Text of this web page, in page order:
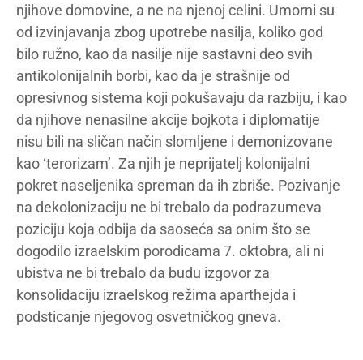
njihove domovine, a ne na njenoj celini. Umorni su
od izvinjavanja zbog upotrebe nasilja, koliko god
bilo ružno, kao da nasilje nije sastavni deo svih
antikolonijalnih borbi, kao da je strašnije od
opresivnog sistema koji pokušavaju da razbiju, i kao
da njihove nenasilne akcije bojkota i diplomatije
nisu bili na sličan način slomljene i demonizovane
kao ‘terorizam’. Za njih je neprijatelj kolonijalni
pokret naseljenika spreman da ih zbriše. Pozivanje
na dekolonizaciju ne bi trebalo da podrazumeva
poziciju koja odbija da saoseća sa onim što se
dogodilo izraelskim porodicama 7. oktobra, ali ni
ubistva ne bi trebalo da budu izgovor za
konsolidaciju izraelskog režima aparthejda i
podsticanje njegovog osvetničkog gneva.